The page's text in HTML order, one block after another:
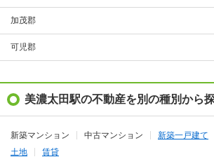
加茂郡
可児郡
美濃太田駅の不動産を別の種別から
新築マンション 中古マンション 新築一戸建て
土地
賃貸